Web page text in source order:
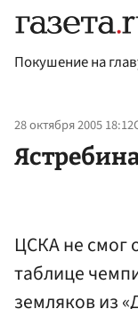
Покушение на
28 октября 2005 18:12
ЦСКА не смог
таблице
земляков из